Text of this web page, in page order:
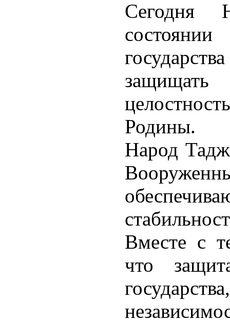
Сегодня
состоянии
Родины.
Народ
Вместе с
что